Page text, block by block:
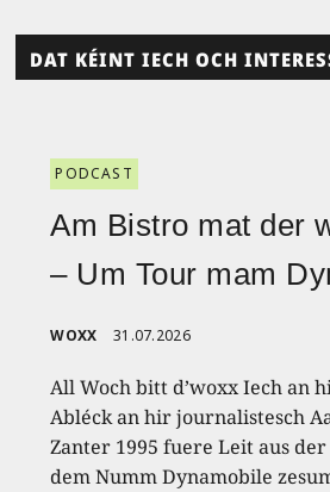
DAT KÉINT IECH OCH
PODCAST
Am Bistro mat der
– Um Tour mam
WOXX 31.07.2026
All Woch bitt d’woxx Iech an
Abléck an hir journalistesch
Zanter 1995 fuere Leit aus
dem Numm Dynamobile